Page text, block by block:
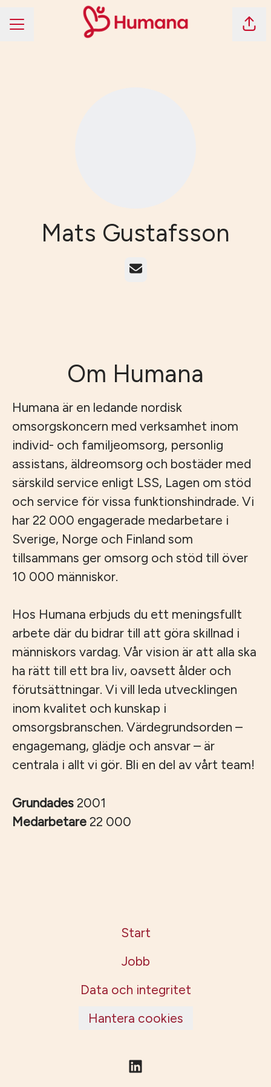
KARRIÄRMENY Dela
Mats Gustafsson
E-post
Om Humana
Humana är en ledande nordisk
omsorgskoncern med verksamhet inom
individ- och familjeomsorg, personlig
assistans, äldreomsorg och bostäder med
särskild service enligt LSS, Lagen om stöd
och service för vissa funktionshindrade. Vi
har 22 000 engagerade medarbetare i
Sverige, Norge och Finland som
tillsammans ger omsorg och stöd till över
10 000 människor.
Hos Humana erbjuds du ett meningsfullt
arbete där du bidrar till att göra skillnad i
människors vardag. Vår vision är att alla ska
ha rätt till ett bra liv, oavsett ålder och
förutsättningar. Vi vill leda utvecklingen
inom kvalitet och kunskap i
omsorgsbranschen. Värdegrundsorden –
engagemang, glädje och ansvar – är
centrala i allt vi gör. Bli en del av vårt team!
Grundades 2001
Medarbetare 22 000
Start
Jobb
Data och integritet
Hantera cookies